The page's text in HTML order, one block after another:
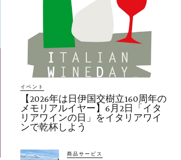
イベント
【2026年は日伊国交樹立160周年の
メモリアルイヤー】6月2日「イタ
リアワインの日」をイタリアワイ
ンで乾杯しよう
商品サービス